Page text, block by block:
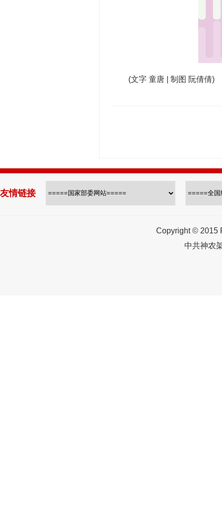
(文字 童唐 | 制图 阮倩倩)
友情链接
Copyright © 2015
中共神农